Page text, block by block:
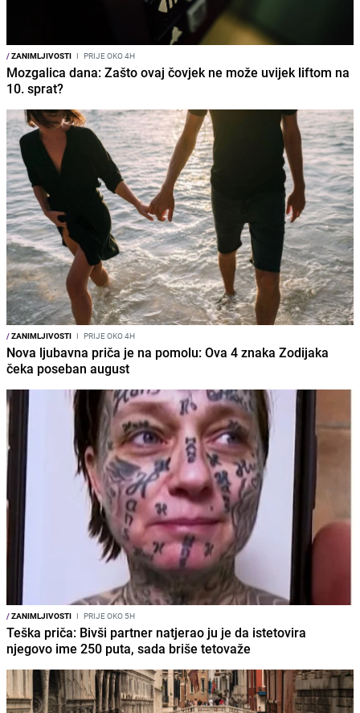
/ZANIMLJIVOSTI I PRIJE OKO 4H
Mozgalica dana: Zašto ovaj čovjek ne može uvijek liftom na
10. sprat?
/ZANIMLJIVOSTI I PRIJE OKO 4H
Nova ljubavna priča je na pomolu: Ova 4 znaka Zodijaka
čeka poseban august
/ZANIMLJIVOSTI I PRIJE OKO 5H
Teška priča: Bivši partner natjerao ju je da istetovira
njegovo ime 250 puta, sada briše tetovaže